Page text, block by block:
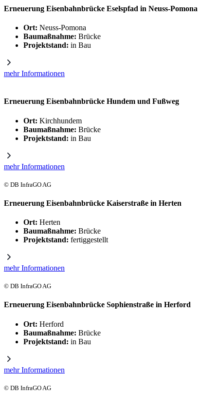
Erneuerung Eisenbahnbrücke Eselspfad in Neuss-Pomona
Ort: Neuss-Pomona
Baumaßnahme: Brücke
Projektstand: in Bau
mehr Informationen
Erneuerung Eisenbahnbrücke Hundem und Fußweg
Ort: Kirchhundem
Baumaßnahme: Brücke
Projektstand: in Bau
mehr Informationen
© DB InfraGO AG
Erneuerung Eisenbahnbrücke Kaiserstraße in Herten
Ort: Herten
Baumaßnahme: Brücke
Projektstand: fertiggestellt
mehr Informationen
© DB InfraGO AG
Erneuerung Eisenbahnbrücke Sophienstraße in Herford
Ort: Herford
Baumaßnahme: Brücke
Projektstand: in Bau
mehr Informationen
© DB InfraGO AG